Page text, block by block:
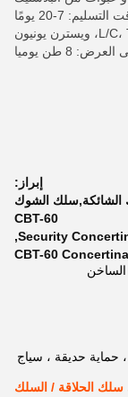
التسليم: 7-20 يومًا
8 طن يوميا
إبراز:
الشائكة,سلك الشوك
CBT-60
Security
,
CBT-60
الساخن
حديقة ، سياج
سلك الحلاقة / السلك